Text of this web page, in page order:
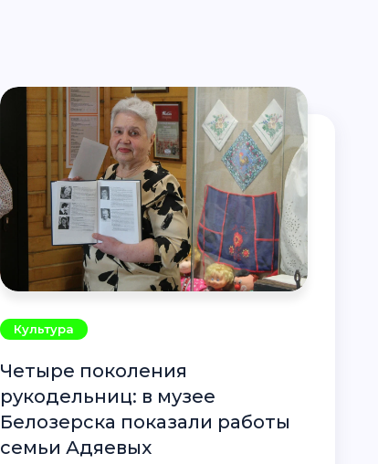
Культура
Четыре поколения
рукодельниц: в музее
Белозерска показали работы
семьи Адяевых